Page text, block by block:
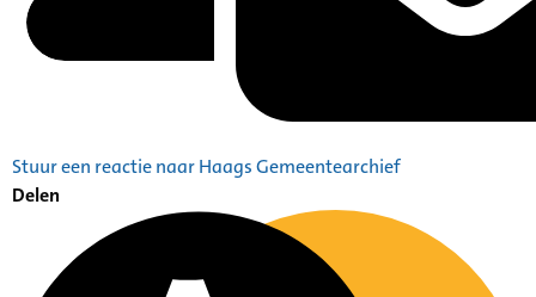
Stuur een reactie naar Haags Gemeentearchief
Delen